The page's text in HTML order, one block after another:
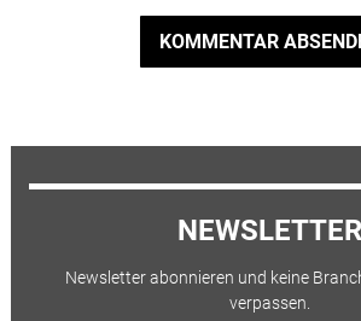
KOMMENTAR
NEWSLETTER
Newsletter abonnieren und keine
verpassen.